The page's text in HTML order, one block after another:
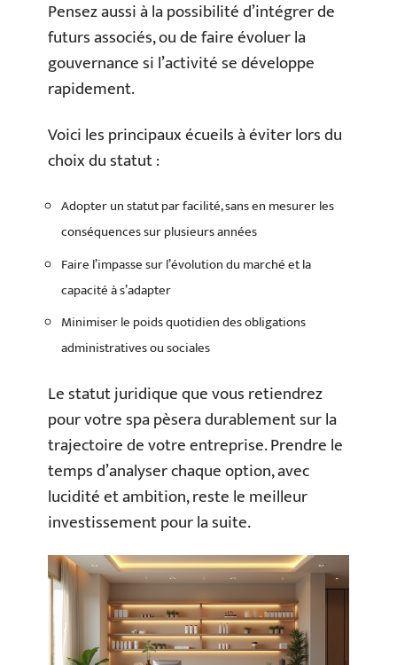
Pensez aussi à la possibilité d’intégrer de
futurs associés, ou de faire évoluer la
gouvernance si l’activité se développe
rapidement.
Voici les principaux écueils à éviter lors du
choix du statut :
Adopter un statut par facilité, sans en mesurer les
conséquences sur plusieurs années
Faire l’impasse sur l’évolution du marché et la
capacité à s’adapter
Minimiser le poids quotidien des obligations
administratives ou sociales
Le statut juridique que vous retiendrez
pour votre spa pèsera durablement sur la
trajectoire de votre entreprise. Prendre le
temps d’analyser chaque option, avec
lucidité et ambition, reste le meilleur
investissement pour la suite.